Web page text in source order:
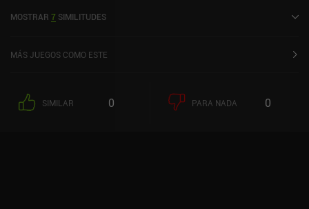
una valoración actual de 4,6 sobre 5,0 en Google Play.
MOSTRAR 7 SIMILITUDES
MÁS JUEGOS COMO ESTE
SIMILAR 0 PARA NADA 0